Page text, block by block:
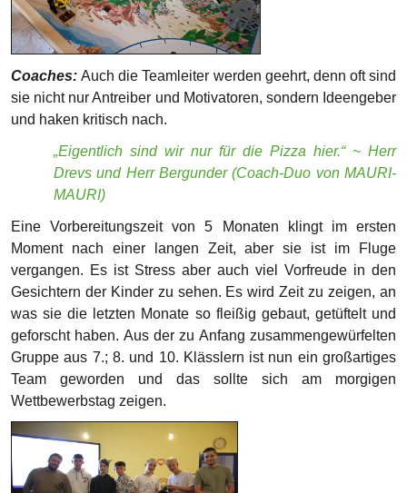
vergangen. Es ist Stress aber auch viel Vorfreude in den
Gesichtern der Kinder zu sehen. Es wird Zeit zu zeigen, an
was sie die letzten Monate so fleißig gebaut, getüftelt und
geforscht haben. Aus der zu Anfang zusammengewürfelten
Gruppe aus 7.; 8. und 10. Klässlern ist nun ein großartiges
Team geworden und das sollte sich am morgigen
Wettbewerbstag zeigen.
4. Der Tag des Wettbewerbs (23. Januar
2026)
Darauf haben die älteren Schüler bereits mit Vorfreude
gewartet und die jüngeren bekommen es erstmals am
eigenen Leibe zu spüren: das allgegenwärtige
„Wettbewerbsfeeling“. Zum Glück dieses Mal nicht teilweise